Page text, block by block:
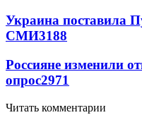
Украина поставила
СМИ3188
Россияне изменили
опрос2971
Читать комментарии